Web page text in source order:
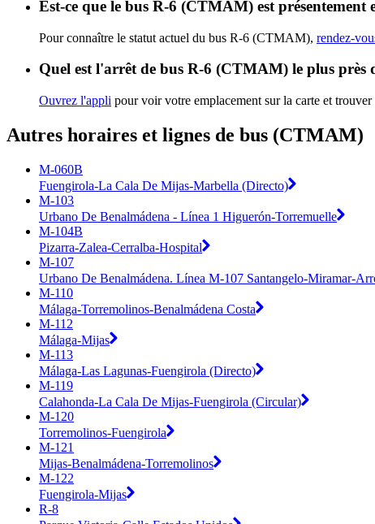
Est-ce que le bus R-6 (CTMAM) est présentement
Pour connaître le statut actuel du bus R-6 (CTMAM), rendez-
Quel est l'arrêt de bus R-6 (CTMAM) le plus près
Ouvrez l'appli pour voir votre emplacement sur la carte et
Autres horaires et lignes de bus (CTMAM)
M-060B
Fuengirola-La Cala De Mijas-Marbella (Directo)
M-103
Urbano De Benalmádena - Línea 1 Higuerón-Torremuelle
M-104B
Pizarra-Zalea-Cerralba-Hospital
M-107
Urbano De Benalmádena. Línea M-107 Santangelo-Miramar-
M-110
Málaga-Torremolinos-Benalmádena Costa
M-112
Málaga-Mijas
M-113
Málaga-Las Lagunas-Fuengirola (Directo)
M-119
Calahonda-La Cala De Mijas-Fuengirola (Circular)
M-120
Torremolinos-Fuengirola
M-121
Mijas-Benalmádena-Torremolinos
M-122
Fuengirola-Mijas
R-8